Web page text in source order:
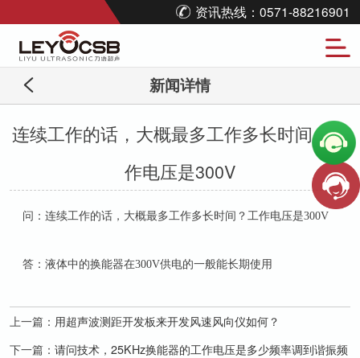
资讯热线：0571-88216901
新闻详情
连续工作的话，大概最多工作多长时间？工
作电压是300V
问：连续工作的话，大概最多工作多长时间？工作电压是300V
答：液体中的换能器在300V供电的一般能长期使用
上一篇： 用超声波测距开发板来开发风速风向仪如何？
下一篇： 请问技术，25KHz换能器的工作电压是多少频率调到谐振频